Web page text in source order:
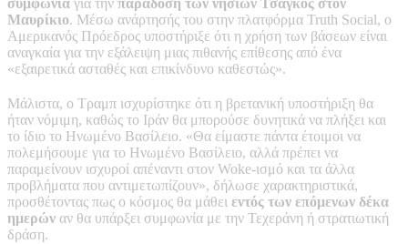
συμφωνία για την παράδοση των νησιών Τσάγκος στον
Μαυρίκιο. Μέσω ανάρτησής του στην πλατφόρμα Truth Social, ο
Αμερικανός Πρόεδρος υποστήριξε ότι η χρήση των βάσεων είναι
αναγκαία για την εξάλειψη μιας πιθανής επίθεσης από ένα
«εξαιρετικά ασταθές και επικίνδυνο καθεστώς».
Μάλιστα, ο Τραμπ ισχυρίστηκε ότι η βρετανική υποστήριξη θα
ήταν νόμιμη, καθώς το Ιράν θα μπορούσε δυνητικά να πλήξει και
το ίδιο το Ηνωμένο Βασίλειο. «Θα είμαστε πάντα έτοιμοι να
πολεμήσουμε για το Ηνωμένο Βασίλειο, αλλά πρέπει να
παραμείνουν ισχυροί απέναντι στον Woke-ισμό και τα άλλα
προβλήματα που αντιμετωπίζουν», δήλωσε χαρακτηριστικά,
προσθέτοντας πως ο κόσμος θα μάθει εντός των επόμενων δέκα
ημερών αν θα υπάρξει συμφωνία με την Τεχεράνη ή στρατιωτική
δράση.